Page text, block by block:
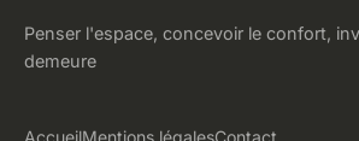
Penser l'espace, concevoir le confort,
demeure
AccueilMentions légalesContact